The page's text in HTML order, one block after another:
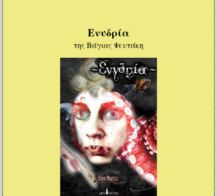
Ενυδρία
της Βάγιας Ψευτάκη